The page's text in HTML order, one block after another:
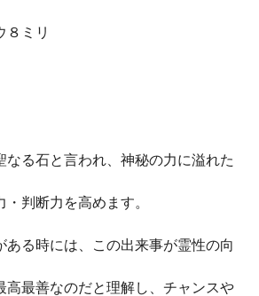
８ミリ
なる石と言われ、神秘の力に溢れた
判断力を高めます。
ある時には、この出来事が霊性の向
高最善なのだと理解し、チャンスや